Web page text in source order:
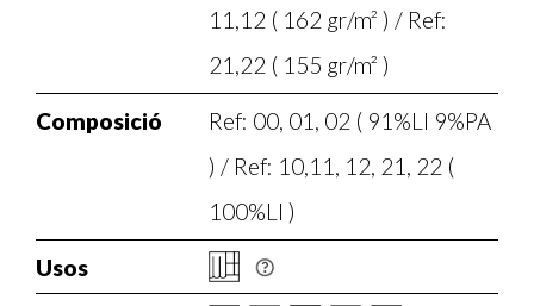
11,12 ( 162 gr/m² ) / Ref:
21,22 ( 155 gr/m² )
Composició
Ref: 00, 01, 02 ( 91%LI 9%PA
) / Ref: 10,11, 12, 21, 22 (
100%LI )
Usos